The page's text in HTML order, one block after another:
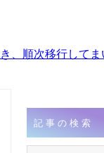
順次移行してま
記事の検索